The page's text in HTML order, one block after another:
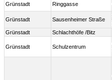
Grünstadt Ringgasse
Grünstadt Sausenheimer Straße
Grünstadt
Schlachthöfe /Bitz
Grünstadt Schulzentrum